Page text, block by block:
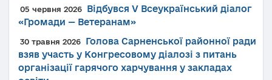
05 червня 2026
Відбувся V Всеукраїнський діалог
«Громади — Ветеранам»
30 травня 2026
Голова Сарненської районної ради
взяв участь у Конгресовому діалозі з питань
організації гарячого харчування у закладах